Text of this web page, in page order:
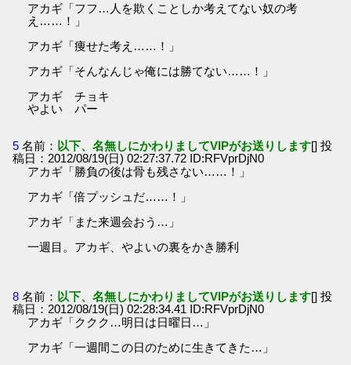
アカギ「フフ…人を欺くことしか考えてない奴の考
え……！」
アカギ「痩せた考え……！」
アカギ「そんなんじゃ俺には勝てない……！」
アカギ チョキ
やよい パー
5 名前： 以下、名無しにかわりましてVIPがお送りします[] 投
稿日：2012/08/19(日) 02:27:37.72 ID:RFVprDjN0
アカギ「勝負の後は骨も残さない……！」
アカギ「倍プッシュだ……！」
アカギ「また来週会おう…」
一週目。アカギ、やよいの裏をかき勝利
8 名前： 以下、名無しにかわりましてVIPがお送りします[] 投
稿日：2012/08/19(日) 02:28:34.41 ID:RFVprDjN0
アカギ「ククク…明日は日曜日…」
アカギ「一週間この日のために生きてきた…」